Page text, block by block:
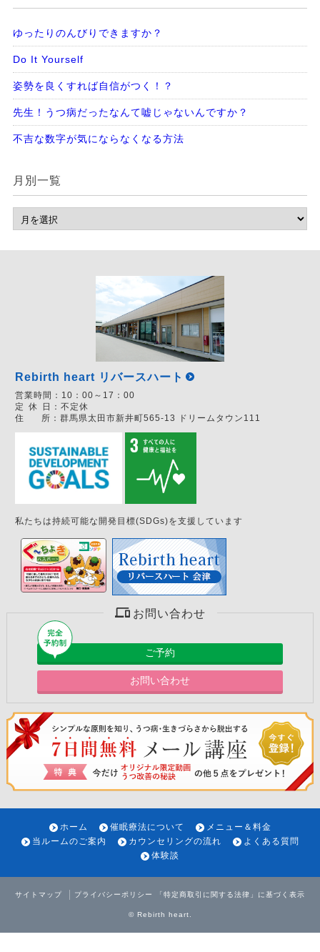
ゆったりのんびりできますか？
Do It Yourself
姿勢を良くすれば自信がつく！？
先生！うつ病だったなんて嘘じゃないんですか？
不吉な数字が気にならなくなる方法
月別一覧
Rebirth heart リバースハート
営業時間： 10：00～17：00
定 休 日： 不定休
住
所： 群馬県太田市新井町565-13 ドリームタウン111
私たちは持続可能な開発目標(SDGs)を支援しています
お問い合わせ
ご予約
お問い合わせ
ホーム 催眠療法について
メニュー＆料金
当ルームのご案内
カウンセリングの流れ
よくある質問
体験談
サイトマップ プライバシーポリシー 「特定商取引に関する法律」に基づく表示
© Rebirth heart